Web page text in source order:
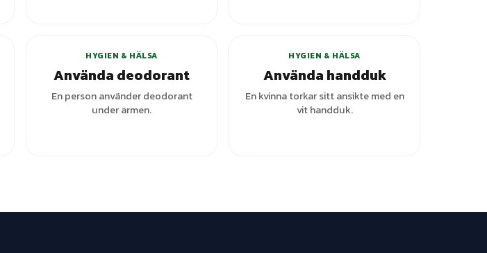
HYGIEN & HÄLSA
Använda deodorant
En person använder deodorant
under armen.
HYGIEN & HÄLSA
Använda handduk
En kvinna torkar sitt ansikte med en
vit handduk.